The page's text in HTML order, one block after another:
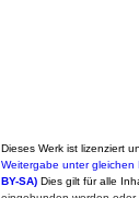
Dieses Werk ist lizenziert
Weitergabe unter
BY-SA) Dies gilt für alle